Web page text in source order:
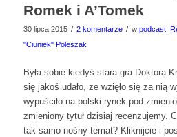
Romek i A’Tomek
30 lipca 2015 / 2 komentarze / w podcast,
"Ciuniek" Poleszak
Była sobie kiedyś stara gra Doktora
się jakoś udało, ze wzięło się za nią
wypuściło na polski rynek pod
zmieniony tytuł dzisiaj recenzujemy.
tak samo nośny temat? Kliknijcie i